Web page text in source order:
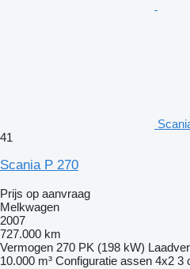
41
Scania P 270
Prijs op aanvraag
Melkwagen
2007
727.000 km
Vermogen 270 PK (198 kW)
10.000 m³ Configuratie assen 4x2 3